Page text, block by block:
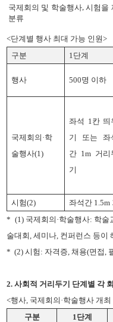
국제회의 및 학술행사,시험을
분류
<단계별 행사 최대 가능 인원>
구분
1 단계
행사 500명 이하
국제회의 ·학
술행사(1)
좌석 1칸 띄
기 또는 좌
간 1m 거리
기
시험(2) 좌석간 1.5m
* (1) 국제회의 ·학술행사: 학술
술대회 ,세미나 컨퍼런스 등이
* (2)시험 : 자격증 채용(면접
2.사회적 거리두기 단계별 각
<행사 국제회의 ·학술행사 개최
구분
1 단계